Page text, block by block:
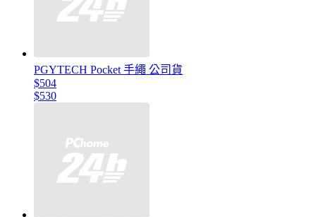
PGYTECH Pocket 手繩 公司貨
$504
$530